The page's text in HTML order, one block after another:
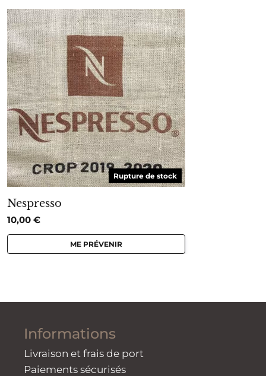
Rupture de stock
Nespresso
10,00 €
ME PRÉVENIR
Informations
Livraison et frais de port
Paiements sécurisés